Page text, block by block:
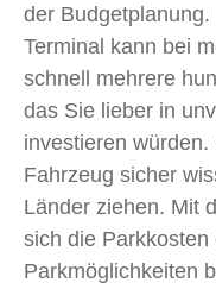
der
Terminal kann bei
schnell mehrere
das Sie lieber in
investieren
Fahrzeug sicher
Länder ziehen. Mit
sich die
Parkmöglichkeiten